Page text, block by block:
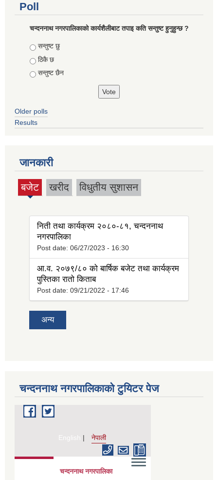
Poll
चन्दननाथ नगरपालिकाको कार्यशैलीबाट तपाइ कति सन्तुष्ट हुनुहुन्छ ?
Choices
सन्तुष्ट छु
ठिकै छ
सन्तुष्ट छैन
Older polls
Results
जानकारी
बजेट
(active
खरीद विधुतीय सुशासन
निती तथा कार्यक्रम २०८०-८१, चन्दननाथ
नगरपालिका
Post date: 06/27/2023 - 16:30
आ.व. २०७९/८० को बार्षिक बजेट तथा कार्यक्रम
पुस्तिका रातो किताब
Post date: 09/21/2022 - 17:46
अन्य
चन्दननाथ नगरपालिकाको टुयिटर पेज